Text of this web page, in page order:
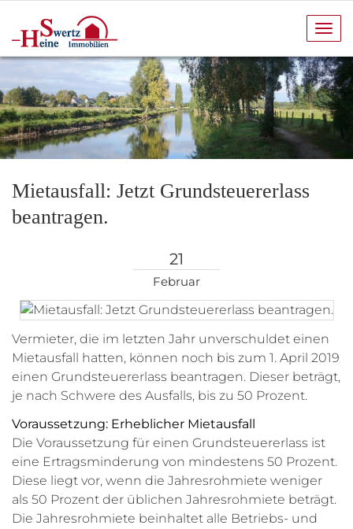
Mietausfall: Jetzt Grundsteuererlass
beantragen.
21
Februar
Vermieter, die im letzten Jahr unverschuldet einen
Mietausfall hatten, können noch bis zum 1. April 2019
einen Grundsteuererlass beantragen. Dieser beträgt,
je nach Schwere des Ausfalls, bis zu 50 Prozent.
Voraussetzung: Erheblicher Mietausfall
Die Voraussetzung für einen Grundsteuererlass ist
eine Ertragsminderung von mindestens 50 Prozent.
Diese liegt vor, wenn die Jahresrohmiete weniger
als 50 Prozent der üblichen Jahresrohmiete beträgt.
Die Jahresrohmiete beinhaltet alle Betriebs- und